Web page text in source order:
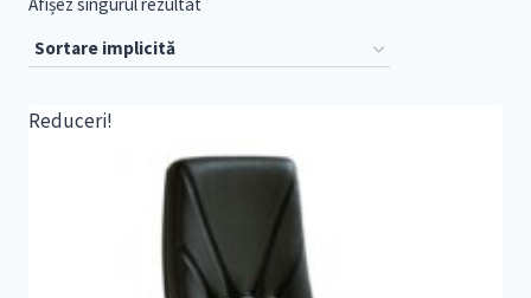
Afișez singurul rezultat
Reduceri!